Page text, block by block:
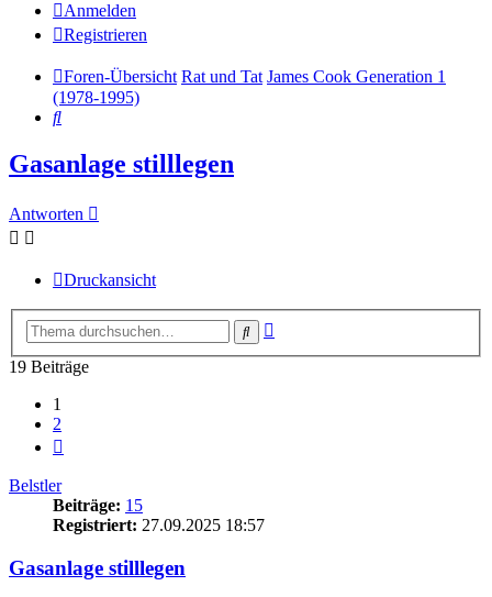
Anmelden
Registrieren
Foren-Übersicht Rat und Tat James Cook Generation 1
(1978-1995)
Suche
Gasanlage stilllegen
Antworten
Druckansicht
Suche
19 Beiträge
1
2
Belstler
Beiträge: 15
Registriert: 27.09.2025 18:57
Gasanlage stilllegen